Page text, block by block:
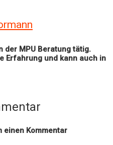
MPU Beratung tätig.
Erfahrung und kann auch in
einen Kommentar